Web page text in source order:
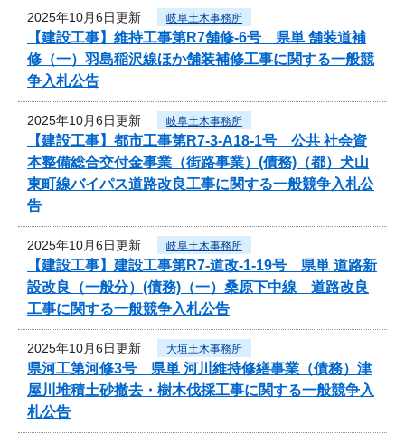
2025年10月6日更新 岐阜土木事務所
【建設工事】維持工事第R7舗修-6号 県単 舗装道補
修（一）羽島稲沢線ほか舗装補修工事に関する一般競
争入札公告
2025年10月6日更新 岐阜土木事務所
【建設工事】都市工事第R7-3-A18-1号 公共 社会資
本整備総合交付金事業（街路事業）(債務)（都）犬山
東町線バイパス道路改良工事に関する一般競争入札公
告
2025年10月6日更新 岐阜土木事務所
【建設工事】建設工事第R7-道改-1-19号 県単 道路新
設改良（一般分）(債務)（一）桑原下中線 道路改良
工事に関する一般競争入札公告
2025年10月6日更新 大垣土木事務所
県河工第河修3号 県単 河川維持修繕事業（債務）津
屋川堆積土砂撤去・樹木伐採工事に関する一般競争入
札公告